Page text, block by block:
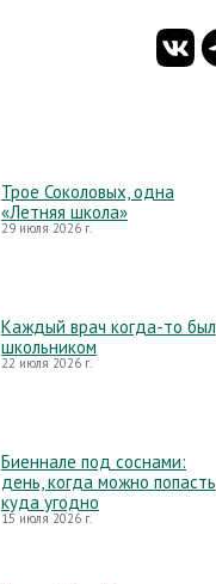
Трое Соколовых, одна
«Летняя школа»
29 июля 2026 г.
Каждый врач когда-то был
школьником
22 июля 2026 г.
Биеннале под соснами:
день, когда можно попасть
куда угодно
15 июля 2026 г.